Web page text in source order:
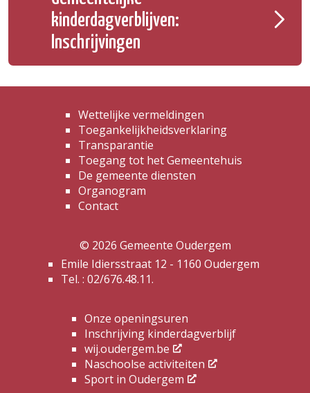
kinderdagverblijven:
Inschrijvingen
Wettelijke vermeldingen
Toegankelijkheidsverklaring
Transparantie
Toegang tot het Gemeentehuis
De gemeente diensten
Organogram
Contact
© 2026 Gemeente Oudergem
Emile Idiersstraat 12 - 1160 Oudergem
Tel. : 02/676.48.11.
Onze openingsuren
Inschrijving kinderdagverblijf
wij.oudergem.be
Naschoolse activiteiten
Sport in Oudergem